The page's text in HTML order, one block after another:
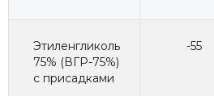
Этиленгликоль
75% (ВГР-75%)
с присадками
-55